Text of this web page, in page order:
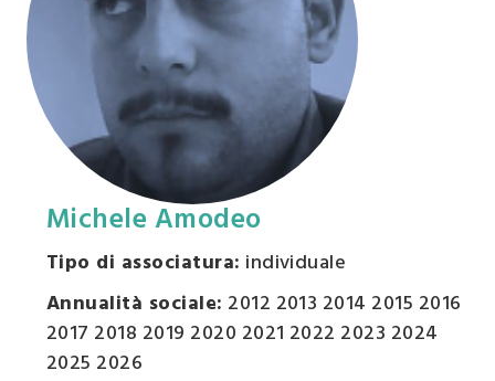
Michele Amodeo
Tipo di associatura: individuale
Annualità sociale: 2012 2013 2014 2015 2016
2017 2018 2019 2020 2021 2022 2023 2024
2025 2026